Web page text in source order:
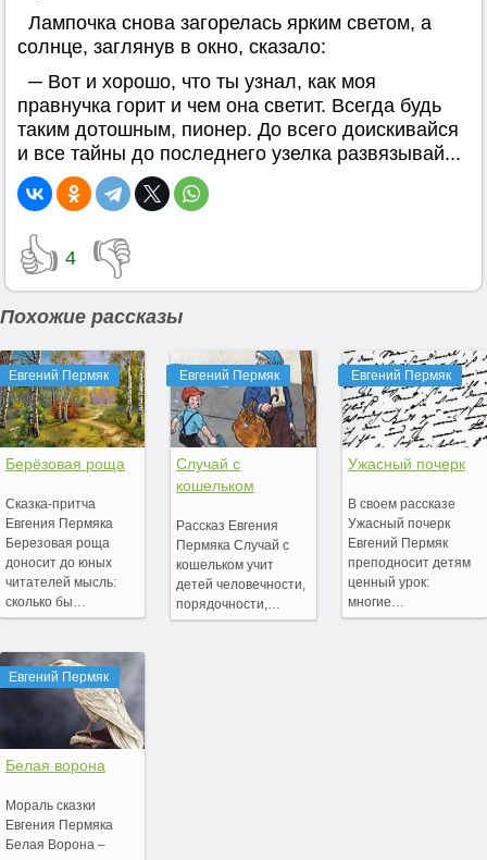
Лампочка снова загорелась ярким светом, а
солнце, заглянув в окно, сказало:
─ Вот и хорошо, что ты узнал, как моя
правнучка горит и чем она светит. Всегда будь
таким дотошным, пионер. До всего доискивайся
и все тайны до последнего узелка развязывай...
👍 4 👎
Похожие рассказы
Евгений Пермяк
Берёзовая роща
Сказка-притча
Евгения Пермяка
Березовая роща
доносит до юных
читателей мысль:
сколько бы…
Евгений Пермяк
Белая ворона
Мораль сказки
Евгения Пермяка
Белая Ворона –
Евгений Пермяк
Случай с
кошельком
Рассказ Евгения
Пермяка Случай с
кошельком учит
детей человечности,
порядочности,…
Евгений Пермяк
Ужасный почерк
В своем рассказе
Ужасный почерк
Евгений Пермяк
преподносит детям
ценный урок:
многие…